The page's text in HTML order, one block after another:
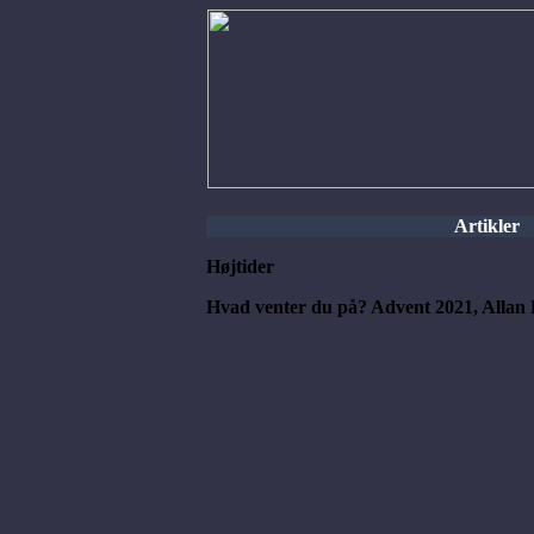
Artikler
Højtider
Hvad venter du på? Advent 2021, Allan